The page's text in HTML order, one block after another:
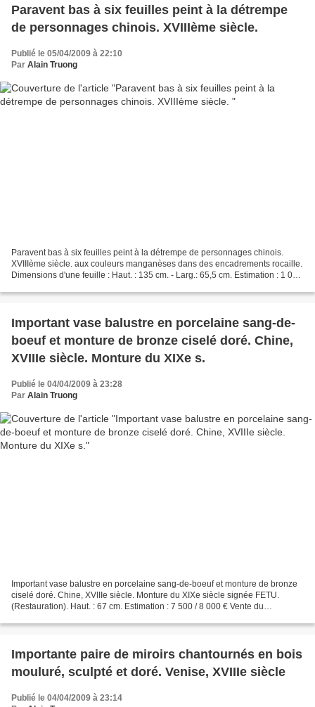
Paravent bas à six feuilles peint à la détrempe
de personnages chinois. XVIIIème siècle.
Publié le 05/04/2009 à 22:10
Par Alain Truong
Paravent bas à six feuilles peint à la détrempe de personnages chinois.
XVIIIème siècle. aux couleurs manganèses dans des encadrements rocaille.
Dimensions d'une feuille : Haut. : 135 cm. - Larg.: 65,5 cm. Estimation : 1 000
Important vase balustre en porcelaine sang-de-
boeuf et monture de bronze ciselé doré. Chine,
XVIIIe siècle. Monture du XIXe s.
Publié le 04/04/2009 à 23:28
Par Alain Truong
Important vase balustre en porcelaine sang-de-boeuf et monture de bronze
ciselé doré. Chine, XVIIIe siècle. Monture du XIXe siècle signée FETU.
(Restauration). Haut. : 67 cm. Estimation : 7 500 / 8 000 € Vente du
Importante paire de miroirs chantournés en bois
mouluré, sculpté et doré. Venise, XVIIIe siècle
Publié le 04/04/2009 à 23:14